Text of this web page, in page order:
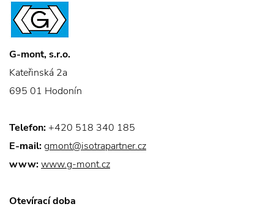
G-mont, s.r.o.
Kateřinská 2a
695 01 Hodonín
Telefon: +420 518 340 185
E-mail:gmont@isotrapartner.cz
www:www.g-mont.cz
Otevírací doba